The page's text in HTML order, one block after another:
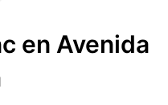
en Avenida